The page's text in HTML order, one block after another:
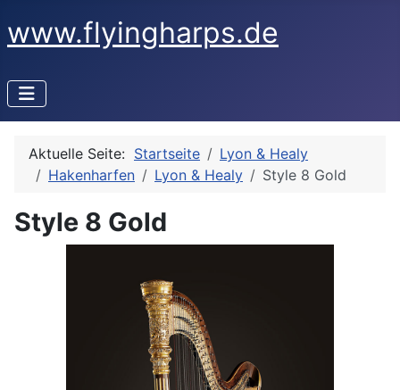
www.flyingharps.de
Aktuelle Seite: Startseite
Lyon & Healy
Hakenharfen
Lyon & Healy Style 8 Gold
Style 8 Gold